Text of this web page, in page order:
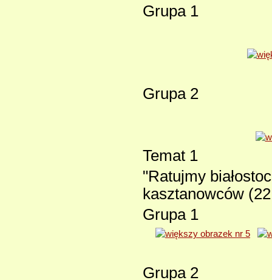
Grupa 1
Grupa 2
Temat 1
"Ratujmy
kasztanowców
Grupa 1
Grupa 2